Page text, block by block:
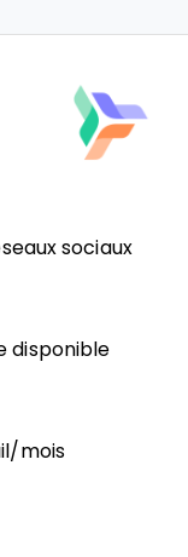
sociaux
disponible
mois